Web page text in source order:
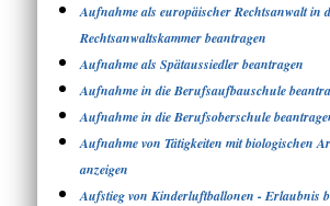
Aufnahme als europäischer Rechtsanwalt in
Rechtsanwaltskammer beantragen
Aufnahme als Spätaussiedler beantragen
Aufnahme in die Berufsaufbauschule
Aufnahme in die Berufsoberschule
Aufnahme von Tätigkeiten mit biologischen
anzeigen
Aufstieg von Kinderluftballonen - Erlaubnis